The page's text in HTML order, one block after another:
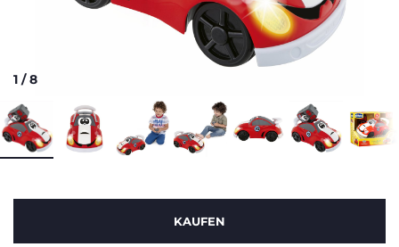
1 /8
KAUFEN